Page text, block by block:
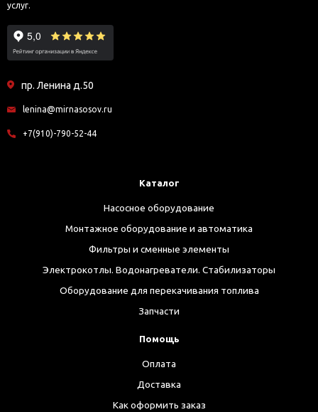
услуг.
пр. Ленина д.50
lenina@mirnasosov.ru
+7(910)-790-52-44
Каталог
Насосное оборудование
Монтажное оборудование и автоматика
Фильтры и сменные элементы
Электрокотлы. Водонагреватели. Стабилизаторы
Оборудование для перекачивания топлива
Запчасти
Помощь
Оплата
Доставка
Как оформить заказ